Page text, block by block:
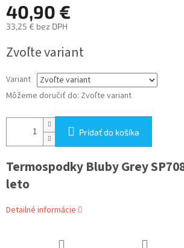
40,90 €
33,25 € bez DPH
cena:
Zvoľte variant
Variant
Môžeme doručiť do: Zvoľte variant
Pridať do košíka
Termospodky Bluby Grey
leto
Detailné informácie